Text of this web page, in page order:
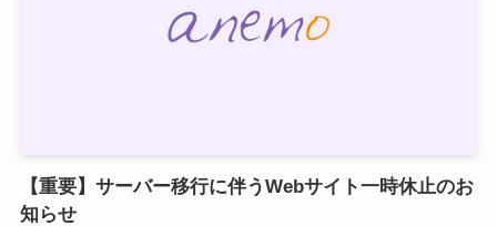
【重要】サーバー移行に伴うWebサイト一時休止のお
知らせ